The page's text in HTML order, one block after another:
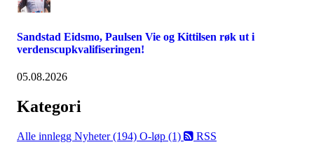
Sandstad Eidsmo, Paulsen Vie og Kittilsen røk ut i
verdenscupkvalifiseringen!
05.08.2026
Kategori
Alle innlegg Nyheter (194) O-løp (1) RSS